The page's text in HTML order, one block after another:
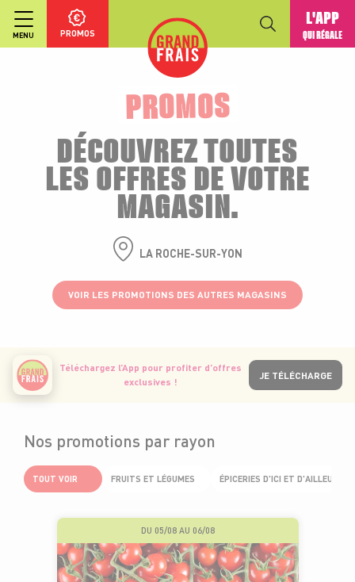
MENU PROMOS
L'APP
QUI RÉGALE
PROMOS
DÉCOUVREZ TOUTES
LES OFFRES DE VOTRE
MAGASIN.
LA ROCHE-SUR-YON
VOIR LES PROMOTIONS DES AUTRES MAGASINS
Téléchargez l’App pour profiter d’offres
exclusives !
JE TÉLÉCHARGE
Nos promotions par rayon
TOUT VOIR FRUITS ET LÉGUMES ÉPICERIES D'ICI ET D'AILLEURS
DU 05/08 AU 06/08